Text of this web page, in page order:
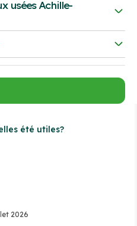
usées Achille-
6T2
été utiles?
2026